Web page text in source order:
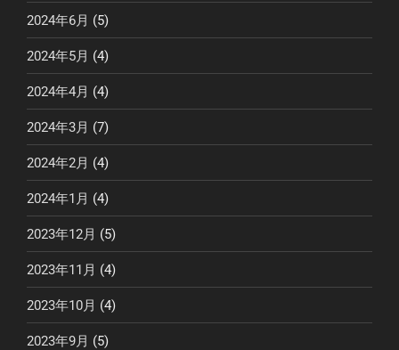
2024年6月 (5)
2024年5月 (4)
2024年4月 (4)
2024年3月 (7)
2024年2月 (4)
2024年1月 (4)
2023年12月 (5)
2023年11月 (4)
2023年10月 (4)
2023年9月 (5)